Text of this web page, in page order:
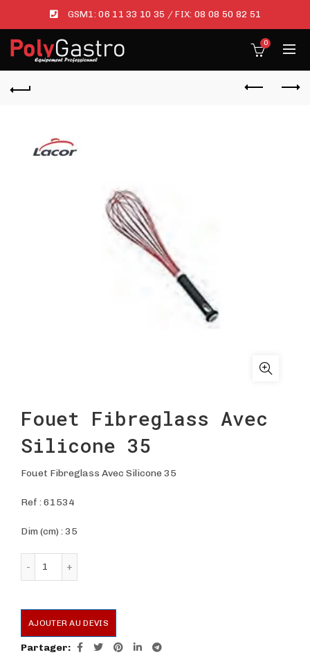
GSM1:06 11 33 10 35 / FIX: 08 08 50 82 51
0
Fouet Fibreglass Avec
Silicone 35
Fouet Fibreglass Avec Silicone 35
Ref :61534
Dim (cm) : 35
AJOUTER AU DEVIS
Partager